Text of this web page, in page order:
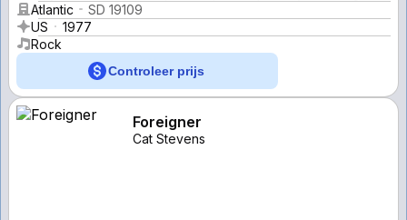
Atlantic
SD 19109
US
1977
Rock
Controleer prijs
Foreigner
Cat Stevens